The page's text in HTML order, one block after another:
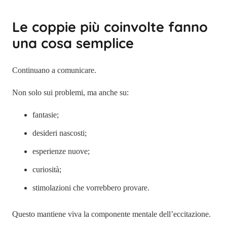
Le coppie più coinvolte fanno
una cosa semplice
Continuano a comunicare.
Non solo sui problemi, ma anche su:
fantasie;
desideri nascosti;
esperienze nuove;
curiosità;
stimolazioni che vorrebbero provare.
Questo mantiene viva la componente mentale dell’eccitazione.